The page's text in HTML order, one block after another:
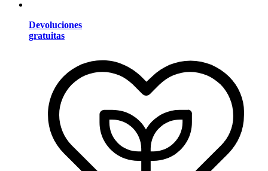
Devoluciones
gratuitas